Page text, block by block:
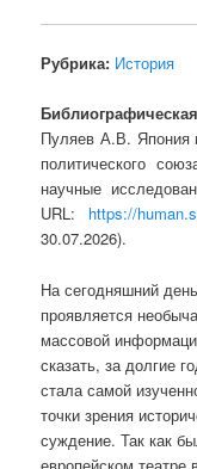
Рубрика: История
Пуляев А.В. Япония
политического
научные
URL: https://
30.07.2026).
На сегодняшний
проявляется
массовой
сказать, за долгие
стала самой
точки зрения
суждение. Так как
европейском